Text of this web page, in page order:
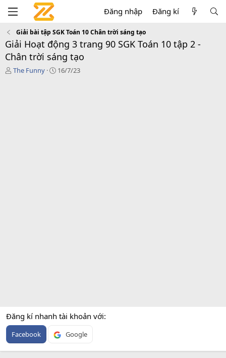
Đăng nhập Đăng kí
Giải bài tập SGK Toán 10 Chân trời sáng tạo
Giải Hoạt động 3 trang 90 SGK Toán 10 tập 2 -
Chân trời sáng tạo
T
The Funny
C16/7/23
Đăng kí nhanh tài khoản với
Facebook Google